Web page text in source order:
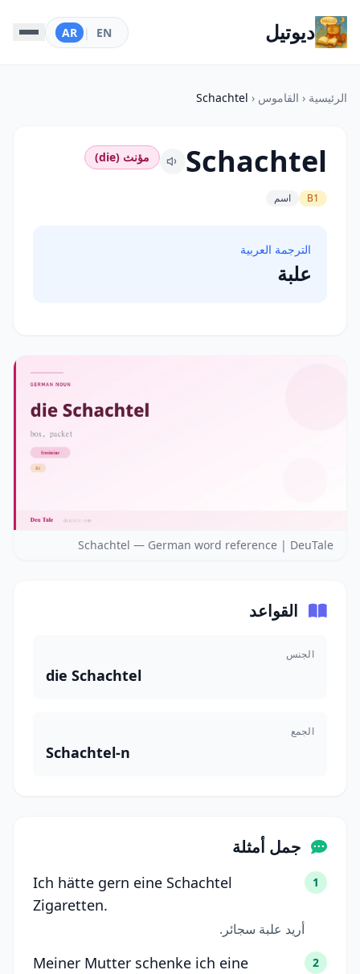
ديوتيل EN
|
AR
الرئيسية ‹ القاموس ‹
Schachtel
Schachtel مؤنث (die)
B1 اسم
الترجمة العربية
علبة
Schachtel — German word reference | DeuTale
القواعد
الجنس
die Schachtel
الجمع
Schachtel-n
جمل أمثلة
1
Ich hätte gern eine Schachtel
Zigaretten.
أريد علبة سجائر.
2
Meiner Mutter schenke ich eine